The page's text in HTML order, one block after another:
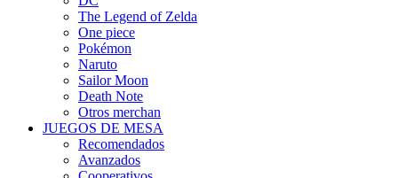
The Legend of Zelda
One piece
Pokémon
Naruto
Sailor Moon
Death Note
Otros merchan
JUEGOS DE MESA
Recomendados
Avanzados